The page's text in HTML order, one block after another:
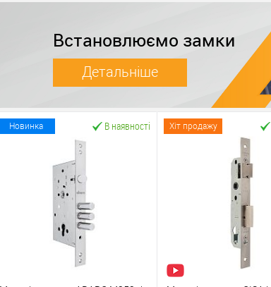
Встановлюємо замки
Детальніше
Новинка В наявності Хіт продажу